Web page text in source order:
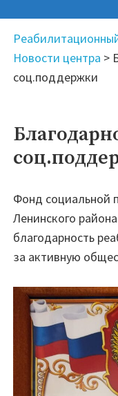
Новости центра >
соц.поддержки
Фонд социальной
Ленинского
благодарность
за активную